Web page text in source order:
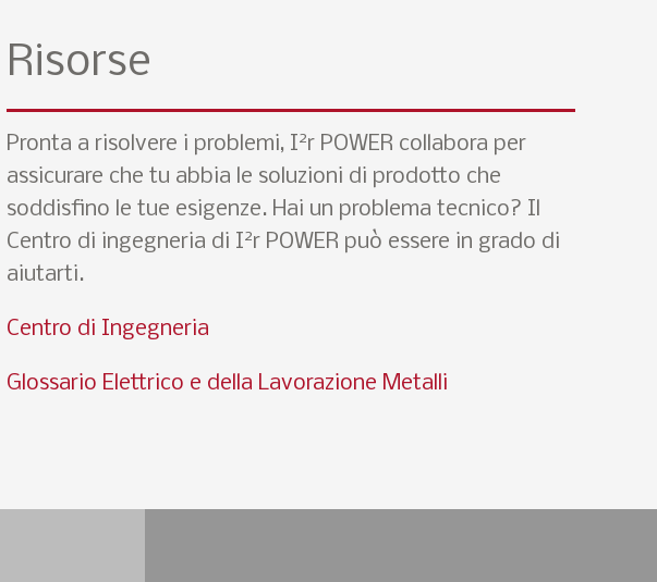
Risorse
Pronta a risolvere i problemi, I2r POWER collabora per
assicurare che tu abbia le soluzioni di prodotto che
soddisfino le tue esigenze. Hai un problema tecnico? Il
Centro di ingegneria di I2r POWER può essere in grado di
aiutarti.
Centro di Ingegneria
Glossario Elettrico e della Lavorazione Metalli